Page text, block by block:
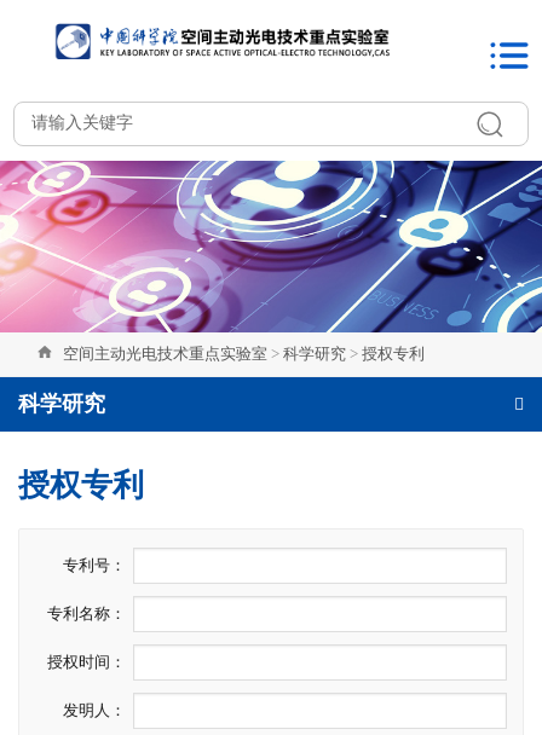
空间主动光电技术重点实验室 > 科学研究 > 授权专利
科学研究
授权专利
专利号：
专利名称：
授权时间：
发明人：